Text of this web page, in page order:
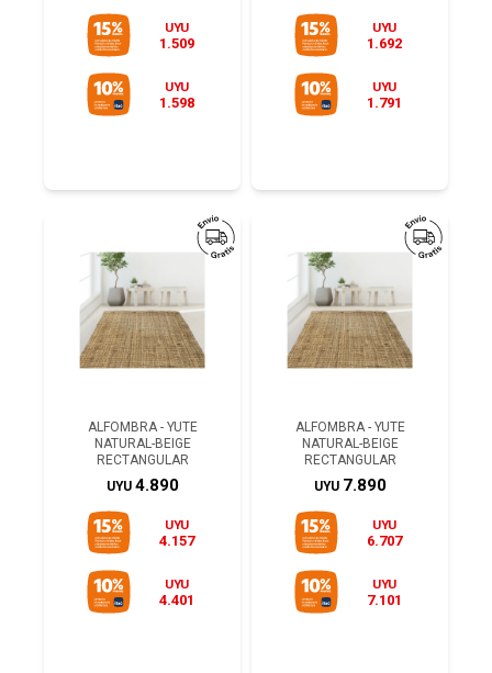
UYU
1.509
UYU
1.598
UYU
1.692
UYU
1.791
ALFOMBRA - YUTE
NATURAL-BEIGE
RECTANGULAR
UYU 4.890
UYU
4.157
UYU
4.401
ALFOMBRA - YUTE
NATURAL-BEIGE
RECTANGULAR
UYU 7.890
UYU
6.707
UYU
7.101